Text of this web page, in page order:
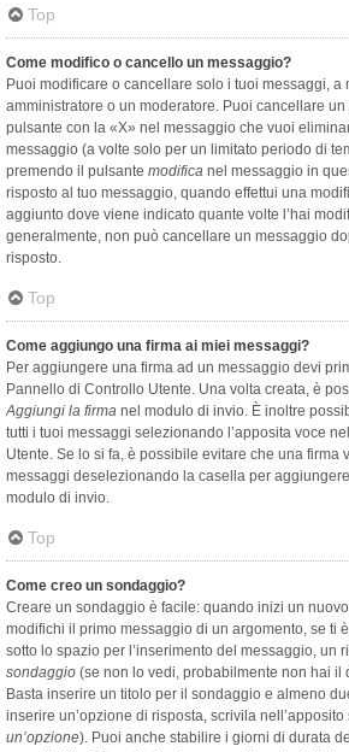
Top
Come modifico o cancello un messaggio?
Puoi modificare o cancellare solo i tuoi messaggi, a
amministratore o un moderatore. Puoi cancellare un
pulsante con la «X» nel messaggio che vuoi
messaggio (a volte solo per un limitato periodo di
premendo il pulsante modifica nel messaggio in
risposto al tuo messaggio, quando effettui una
aggiunto dove viene indicato quante volte l’hai
generalmente, non può cancellare un messaggio
risposto.
Top
Come aggiungo una firma ai miei messaggi?
Per aggiungere una firma ad un messaggio devi
Pannello di Controllo Utente. Una volta creata, è
Aggiungi la firma nel modulo di invio. È inoltre
tutti i tuoi messaggi selezionando l’apposita voce
Utente. Se lo si fa, è possibile evitare che una firma
messaggi deselezionando la casella per aggiungere
modulo di invio.
Top
Come creo un sondaggio?
Creare un sondaggio è facile: quando inizi un
modifichi il primo messaggio di un argomento, se ti
sotto lo spazio per l’inserimento del messaggio, un
sondaggio (se non lo vedi, probabilmente non hai il
Basta inserire un titolo per il sondaggio e almeno
inserire un’opzione di risposta, scrivila
un’opzione). Puoi anche stabilire i giorni di durata